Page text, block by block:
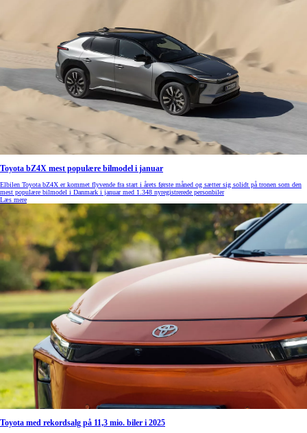
Toyota bZ4X mest populære bilmodel i januar
Elbilen Toyota bZ4X er kommet flyvende fra start i årets første måned og sætter sig solidt på tronen som den
mest populære bilmodel i Danmark i januar med 1.348 nyregistrerede personbiler
Læs mere
Toyota med rekordsalg på 11,3 mio. biler i 2025